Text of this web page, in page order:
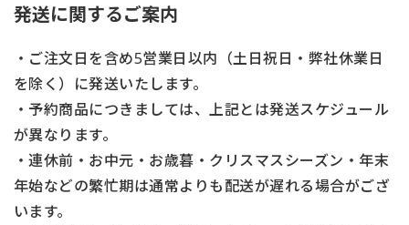
発送に関するご案内
・ご注文日を含め5営業日以内（土日祝日・弊社休業日
を除く）に発送いたします。
・予約商品につきましては、上記とは発送スケジュール
が異なります。
・連休前・お中元・お歳暮・クリスマスシーズン・年末
年始などの繁忙期は通常よりも配送が遅れる場合がござ
います。